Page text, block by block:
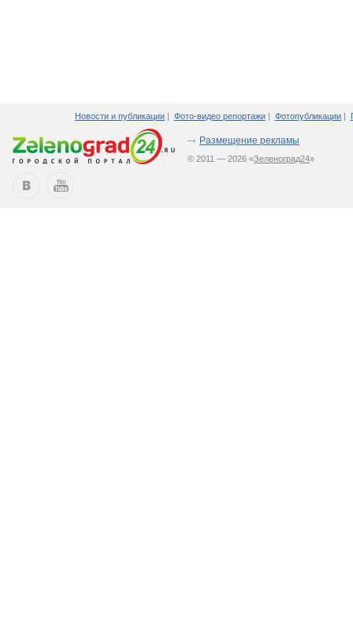
Новости и публикации | Фото-видео репортажи | Фотопубликации |
Размещение рекламы
© 2011 — 2026 «Зеленоград24»